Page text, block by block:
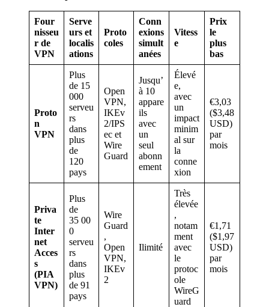
Four
nisseu
r de
VPN
Serve
urs et
localis
ations
Proto
coles
Conn
exions
simult
anées
Vitess
e
Prix
le
plus
bas
Proto
n
VPN
Plus
de 15
000
serveu
rs
dans
plus
de
120
pays
Open
VPN,
IKEv
2/IPS
ec et
Wire
Guard
Jusqu’
à 10
appare
ils
avec
un
seul
abonn
ement
Élevé
e,
avec
un
impact
minim
al sur
la
conne
xion
€3,03
($3,48
USD)
par
mois
Priva
te
Inter
net
Acces
s
(PIA
VPN)
Plus
de
35 00
0
serveu
rs
dans
plus
de 91
pays
Wire
Guard
,
Open
VPN,
IKEv
2
Ilimité
Très
élevée
,
notam
ment
avec
le
protoc
ole
WireG
uard
€1,71
($1,97
USD)
par
mois